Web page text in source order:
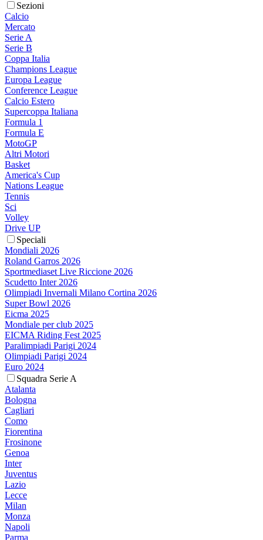
Sezioni
Calcio
Mercato
Serie A
Serie B
Coppa Italia
Champions League
Europa League
Conference League
Calcio Estero
Supercoppa Italiana
Formula 1
Formula E
MotoGP
Altri Motori
Basket
America's Cup
Nations League
Tennis
Sci
Volley
Drive UP
Speciali
Mondiali 2026
Roland Garros 2026
Sportmediaset Live Riccione 2026
Scudetto Inter 2026
Olimpiadi Invernali Milano Cortina 2026
Super Bowl 2026
Eicma 2025
Mondiale per club 2025
EICMA Riding Fest 2025
Paralimpiadi Parigi 2024
Olimpiadi Parigi 2024
Euro 2024
Squadra Serie A
Atalanta
Bologna
Cagliari
Como
Fiorentina
Frosinone
Genoa
Inter
Juventus
Lazio
Lecce
Milan
Monza
Napoli
Parma